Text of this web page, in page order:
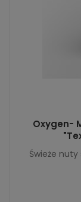
Oxygen-
Świeże